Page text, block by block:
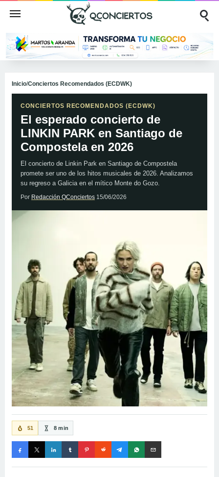
Inicio/Conciertos Recomendados (ECDWK)
CONCIERTOS RECOMENDADOS (ECDWK)
El esperado concierto de
LINKIN PARK en Santiago de
Compostela en 2026
El concierto de Linkin Park en Santiago de Compostela
promete ser uno de los hitos musicales de 2026. Analizamos
su regreso a Galicia en el mítico Monte do Gozo.
Por Redacción QConciertos 15/06/2026
51 8 min